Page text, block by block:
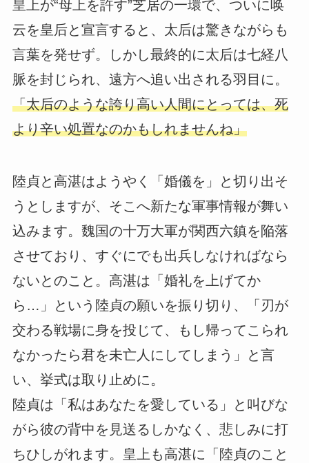
皇上が“母上を許す”芝居の一環で、ついに唤
云を皇后と宣言すると、太后は驚きながらも
言葉を発せず。しかし最終的に太后は七経八
脈を封じられ、遠方へ追い出される羽目に。
「太后のような誇り高い人間にとっては、死
より辛い処置なのかもしれませんね」
陸貞と高湛はようやく「婚儀を」と切り出そ
うとしますが、そこへ新たな軍事情報が舞い
込みます。魏国の十万大軍が関西六鎮を陥落
させており、すぐにでも出兵しなければなら
ないとのこと。高湛は「婚礼を上げてか
ら…」という陸貞の願いを振り切り、「刃が
交わる戦場に身を投じて、もし帰ってこられ
なかったら君を未亡人にしてしまう」と言
い、挙式は取り止めに。
陸貞は「私はあなたを愛している」と叫びな
がら彼の背中を見送るしかなく、悲しみに打
ちひしがれます。皇上も高湛に「陸貞のこと